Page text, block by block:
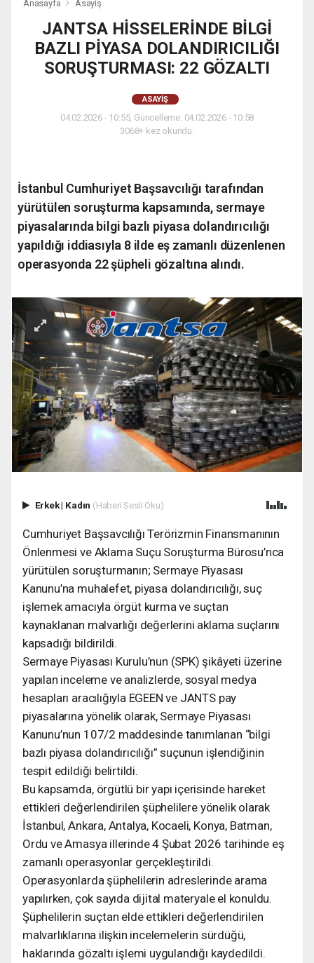
Anasayfa Asayiş
JANTSA HİSSELERİNDE BİLGİ
BAZLI PİYASA DOLANDIRICILIĞI
SORUŞTURMASI: 22 GÖZALTI
ASAYIŞ
04.02.2026 - 10:55, Güncelleme: 04.02.2026 - 10:58
3068+ kez okundu.
İstanbul Cumhuriyet Başsavcılığı tarafından
yürütülen soruşturma kapsamında, sermaye
piyasalarında bilgi bazlı piyasa dolandırıcılığı
yapıldığı iddiasıyla 8 ilde eş zamanlı düzenlenen
operasyonda 22 şüpheli gözaltına alındı.
Erkek| Kadın (Haberi Sesli Oku)
Cumhuriyet Başsavcılığı Terörizmin Finansmanının
Önlenmesi ve Aklama Suçu Soruşturma Bürosu’nca
yürütülen soruşturmanın; Sermaye Piyasası
Kanunu’na muhalefet, piyasa dolandırıcılığı, suç
işlemek amacıyla örgüt kurma ve suçtan
kaynaklanan malvarlığı değerlerini aklama suçlarını
kapsadığı bildirildi.
Sermaye Piyasası Kurulu’nun (SPK) şikâyeti üzerine
yapılan inceleme ve analizlerde, sosyal medya
hesapları aracılığıyla EGEEN ve JANTS pay
piyasalarına yönelik olarak, Sermaye Piyasası
Kanunu’nun 107/2 maddesinde tanımlanan “bilgi
bazlı piyasa dolandırıcılığı” suçunun işlendiğinin
tespit edildiği belirtildi.
Bu kapsamda, örgütlü bir yapı içerisinde hareket
ettikleri değerlendirilen şüphelilere yönelik olarak
İstanbul, Ankara, Antalya, Kocaeli, Konya, Batman,
Ordu ve Amasya illerinde 4 Şubat 2026 tarihinde eş
zamanlı operasyonlar gerçekleştirildi.
Operasyonlarda şüphelilerin adreslerinde arama
yapılırken, çok sayıda dijital materyale el konuldu.
Şüphelilerin suçtan elde ettikleri değerlendirilen
malvarlıklarına ilişkin incelemelerin sürdüğü,
haklarında gözaltı işlemi uygulandığı kaydedildi.